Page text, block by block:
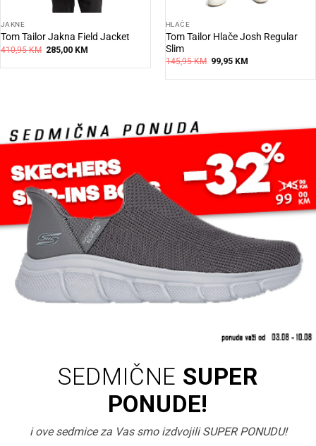
JAKNE
Tom Tailor Jakna Field Jacket
410,95KM Original
price
was:
285,00 KM
is:
HLAČE
Tom Tailor Hlače Josh Regular
Slim
145,95KM Original
was:
99,95 KM
is:
SEDMIČNE SUPER
PONUDE!
i ove sedmice za Vas smo izdvojili SUPER PONUDU!